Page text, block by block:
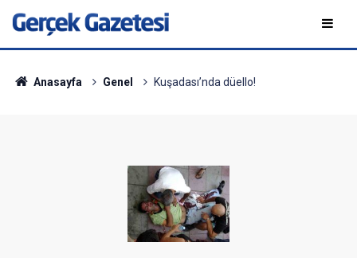
Anasayfa Genel Kuşadası’nda düello!